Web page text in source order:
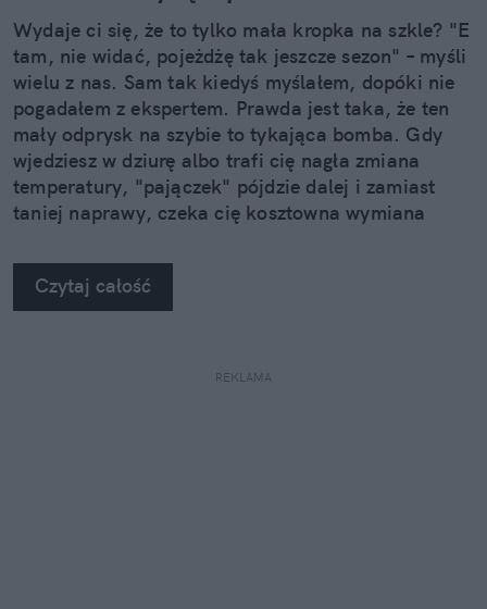
Wydaje ci się, że to tylko mała kropka na szkle? "E
tam, nie widać, pojeżdżę tak jeszcze sezon" – myśli
wielu z nas. Sam tak kiedyś myślałem, dopóki nie
pogadałem z ekspertem. Prawda jest taka, że ten
mały odprysk na szybie to tykająca bomba. Gdy
wjedziesz w dziurę albo trafi cię nagła zmiana
temperatury, "pajączek" pójdzie dalej i zamiast
taniej naprawy, czeka cię kosztowna wymiana
na własne oczy zobaczyć, jak profesjonaliści radzą
sobie z takimi uszkodzeniami.
Czytaj całość
REKLAMA